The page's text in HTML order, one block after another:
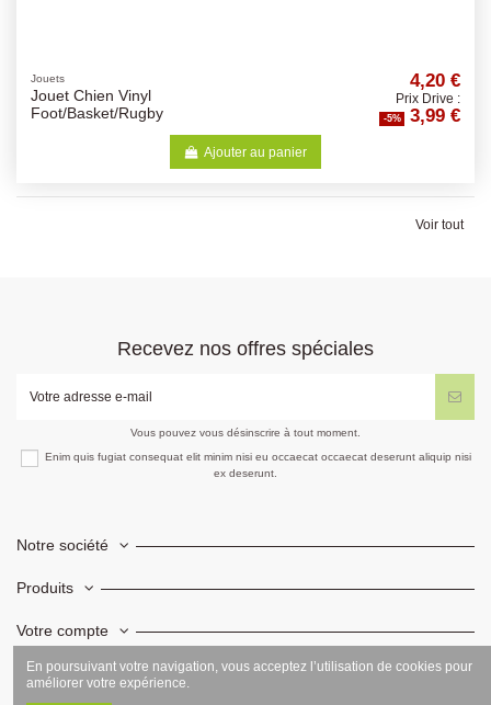
Jouets
Jouet Chien Vinyl
Foot/Basket/Rugby
4,20 €
Prix Drive :
-5% 3,99 €
Ajouter au panier
Voir tout
Recevez nos offres spéciales
Vous pouvez vous désinscrire à tout moment.
Enim quis fugiat consequat elit minim nisi eu occaecat occaecat deserunt aliquip nisi
ex deserunt.
Notre société
Produits
Votre compte
Informations
En poursuivant votre navigation, vous acceptez l’utilisation de cookies pour
améliorer votre expérience.